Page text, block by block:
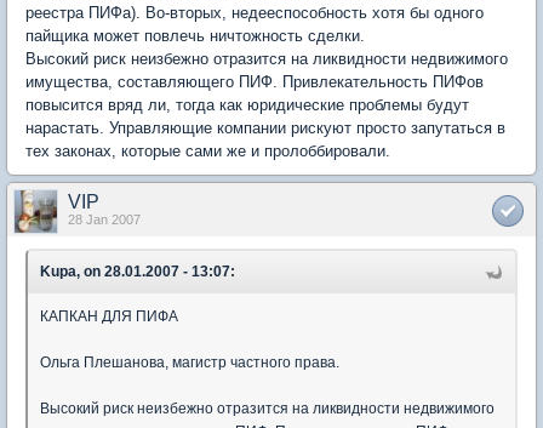
реестра ПИФа). Во-вторых, недееспособность хотя бы одного
пайщика может повлечь ничтожность сделки.
Высокий риск неизбежно отразится на ликвидности недвижимого
имущества, составляющего ПИФ. Привлекательность ПИФов
повысится вряд ли, тогда как юридические проблемы будут
нарастать. Управляющие компании рискуют просто запутаться в
тех законах, которые сами же и пролоббировали.
VIP
28 Jan 2007
Kupa, on 28.01.2007 - 13:07:
КАПКАН ДЛЯ ПИФА
Ольга Плешанова, магистр частного права.
Высокий риск неизбежно отразится на ликвидности недвижимого